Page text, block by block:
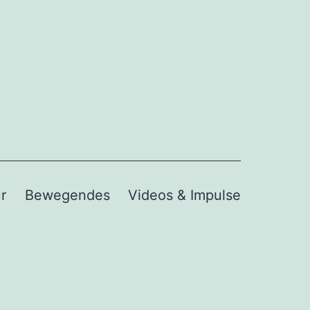
Bewegendes Videos & Impulse